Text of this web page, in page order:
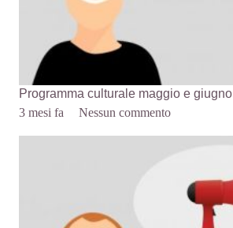
Programma culturale maggio e giugno
3 mesi fa
Nessun commento